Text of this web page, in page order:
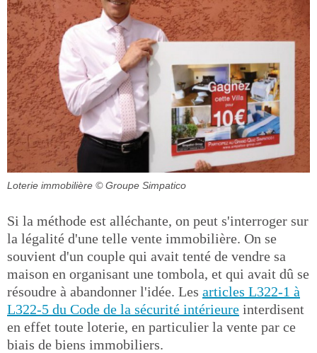
Loterie immobilière © Groupe Simpatico
Si la méthode est alléchante, on peut s'interroger sur
la légalité d'une telle vente immobilière. On se
souvient d'un couple qui avait tenté de vendre sa
maison en organisant une tombola, et qui avait dû se
résoudre à abandonner l'idée. Les articles L322-1 à
L322-5 du Code de la sécurité intérieure interdisent
en effet toute loterie, en particulier la vente par ce
biais de biens immobiliers.